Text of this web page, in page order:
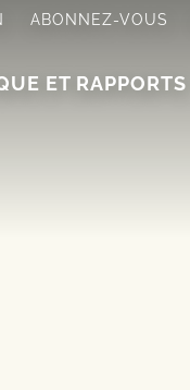
ABONNEZ-VOUS
ET RAPPORTS